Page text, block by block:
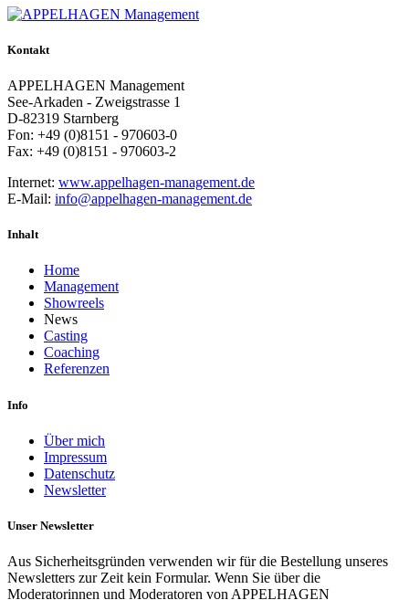
Kontakt
APPELHAGEN Management
See-Arkaden - Zweigstrasse 1
D-82319 Starnberg
Fon: +49 (0)8151 - 970603-0
Fax: +49 (0)8151 - 970603-2
Internet: www.appelhagen-management.de
E-Mail: info@appelhagen-management.de
Inhalt
Home
Management
Showreels
News
Casting
Coaching
Referenzen
Info
Über mich
Impressum
Datenschutz
Newsletter
Unser Newsletter
Aus Sicherheitsgründen verwenden wir für die Bestellung unseres
Newsletters zur Zeit kein Formular. Wenn Sie über die
Moderatorinnen und Moderatoren von APPELHAGEN